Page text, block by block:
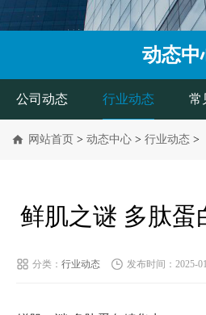
动态中
公司动态 行业动态 常
网站首页 > 动态中心 > 行业动态 >
鲜肌之谜 多肽蛋
分类： 行业动态 发布时间：2025-